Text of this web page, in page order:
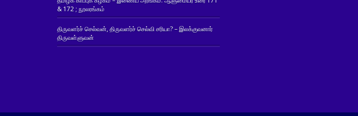
& 172 ; நூலரங்கம்
திருவளர்ச் செல்வன், திருவளர்ச் செல்வி சரியா? – இலக்குவனார்
திருவள்ளுவன்